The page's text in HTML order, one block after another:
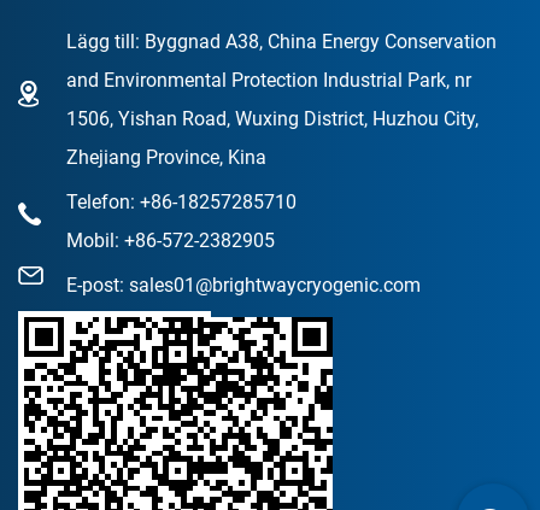
Lägg till: Byggnad A38, China Energy Conservation
and Environmental Protection Industrial Park, nr
1506, Yishan Road, Wuxing District, Huzhou City,
Zhejiang Province, Kina
Telefon: +86-18257285710
Mobil: +86-572-2382905
E-post: sales01@brightwaycryogenic.com